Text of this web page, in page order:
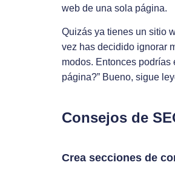
web de una sola página.
Quizás ya tienes un sitio
vez has decidido ignorar
modos. Entonces podrías
página?” Bueno, sigue
Consejos de
Crea secciones de